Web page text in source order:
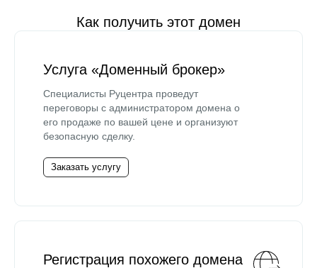
Как получить этот домен
Услуга «Доменный брокер»
Специалисты Руцентра проведут
переговоры с администратором домена о
его продаже по вашей цене и организуют
безопасную сделку.
Заказать услугу
Регистрация похожего домена